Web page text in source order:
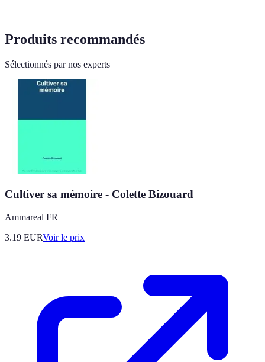
Produits recommandés
Sélectionnés par nos experts
Cultiver sa mémoire - Colette Bizouard
Ammareal FR
3.19 EURVoir le prix